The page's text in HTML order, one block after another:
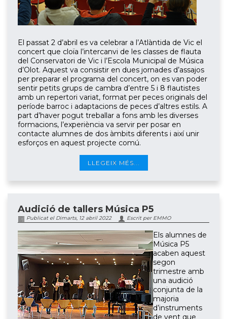
El passat 2 d’abril es va celebrar a l’Atlàntida de Vic el
concert que cloïa l’intercanvi de les classes de flauta
del Conservatori de Vic i l’Escola Municipal de Música
d’Olot. Aquest va consistir en dues jornades d’assajos
per preparar el programa del concert, on es van poder
sentir petits grups de cambra d’entre 5 i 8 flautistes
amb un repertori variat, format per peces originals del
període barroc i adaptacions de peces d’altres estils. A
part d’haver pogut treballar a fons amb les diverses
formacions, l’experiència va servir per posar en
contacte alumnes de dos àmbits diferents i així unir
esforços en aquest projecte comú.
LLEGEIX MÉS...
Audició de tallers Música P5
Publicat el Dimarts, 12 abril 2022 Escrit per EMMO
Els alumnes de
Música P5
acaben aquest
segon
trimestre amb
una audició
conjunta de la
majoria
d’instruments
de vent que